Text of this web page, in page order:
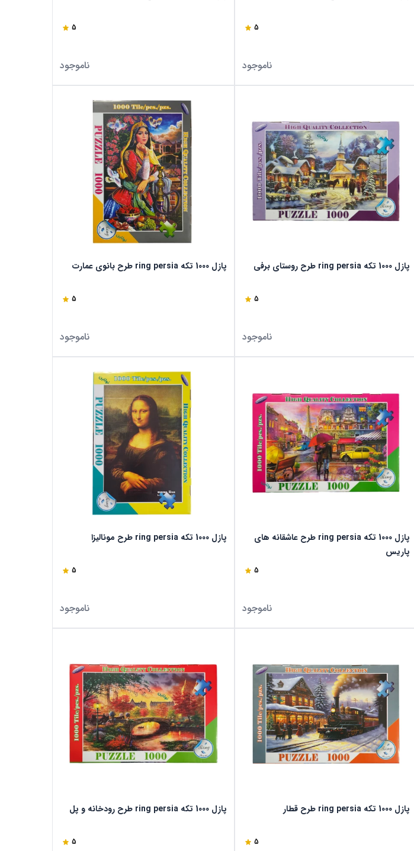
5
ناموجود
5
ناموجود
پازل 1000 تکه ring persia طرح روستای برفی
5
ناموجود
پازل 1000 تکه ring persia طرح بانوی عمارت
5
ناموجود
پازل 1000 تکه ring persia طرح عاشقانه های
پاریس
5
ناموجود
پازل 1000 تکه ring persia طرح مونالیزا
5
ناموجود
پازل 1000 تکه ring persia طرح قطار
5
پازل 1000 تکه ring persia طرح رودخانه و پل
5